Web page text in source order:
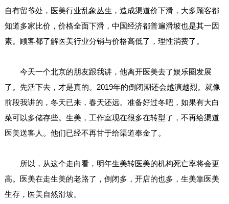
自有留爷处，医美行业乱象丛生，造成渠道价下滑，大多顾客都
知道多家比价，价格全面下滑，中国经济都普遍滑坡也是其一因
素。顾客都了解医美行业分销与价格高低了，理性消费了。
今天一个北京的朋友跟我讲，他离开医美去了娱乐圈发展
了。先活下去，才是真的。2019年的倒闭潮还会越演越烈。就像
前段我讲的，冬天已来，春天还远。准备好过冬吧，如果有大白
菜可以多储存些。生美，工作室现在很多在转型了，不再给渠道
医美送客人。他们已经不再甘于给渠道奉金了。
所以，从这个走向看，明年生美转医美的机构死亡率将会更
高。医美在走生美的老路了，倒闭多，开店的也多，生美靠医美
生存，医美自然滑坡。